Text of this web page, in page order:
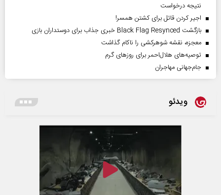
نتیجه درخواست
اجیر کردن قاتل برای کشتن همسر!
بازگشت Black Flag Resynced خبری جذاب برای دوستداران بازی
معجزه، نقشه شوهرکشی را ناکام گذاشت
توصیه‌های هلال‌احمر برای روز‌های گرم
جام‌جهانی مهاجران
ویدئو